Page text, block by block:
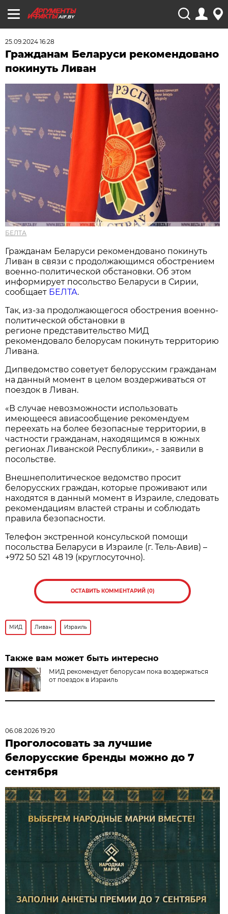
AIF.BY
25.09.2024 16:28
Гражданам Беларуси рекомендовано
покинуть Ливан
БЕЛТА
Гражданам Беларуси рекомендовано покинуть
Ливан в связи с продолжающимся обострением
военно-политической обстановки. Об этом
информирует посольство Беларуси в Сирии,
сообщает БЕЛТА.
Так, из-за продолжающегося обострения военно-
политической обстановки в
регионе представительство МИД
рекомендовало белорусам покинуть территорию
Ливана.
Дипведомство советует белорусским гражданам
на данный момент в целом воздерживаться от
поездок в Ливан.
«В случае невозможности использовать
имеющееся авиасообщение рекомендуем
переехать на более безопасные территории, в
частности гражданам, находящимся в южных
регионах Ливанской Республики», - заявили в
посольстве.
Внешнеполитическое ведомство просит
белорусских граждан, которые проживают или
находятся в данный момент в Израиле, следовать
рекомендациям властей страны и соблюдать
правила безопасности.
Телефон экстренной консульской помощи
посольства Беларуси в Израиле (г. Тель-Авив) –
+972 50 521 48 19 (круглосуточно).
ОСТАВИТЬ КОММЕНТАРИЙ (0)
МИД Ливан Израиль
Также вам может быть интересно
МИД рекомендует белорусам пока воздержаться
от поездок в Израиль
06.08.2026 19:20
Проголосовать за лучшие
белорусские бренды можно до 7
сентября